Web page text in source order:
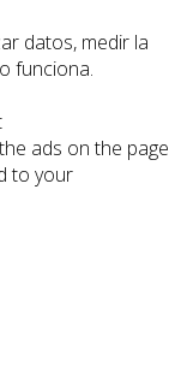
datos, medir la
funciona.
ads on the page
to your